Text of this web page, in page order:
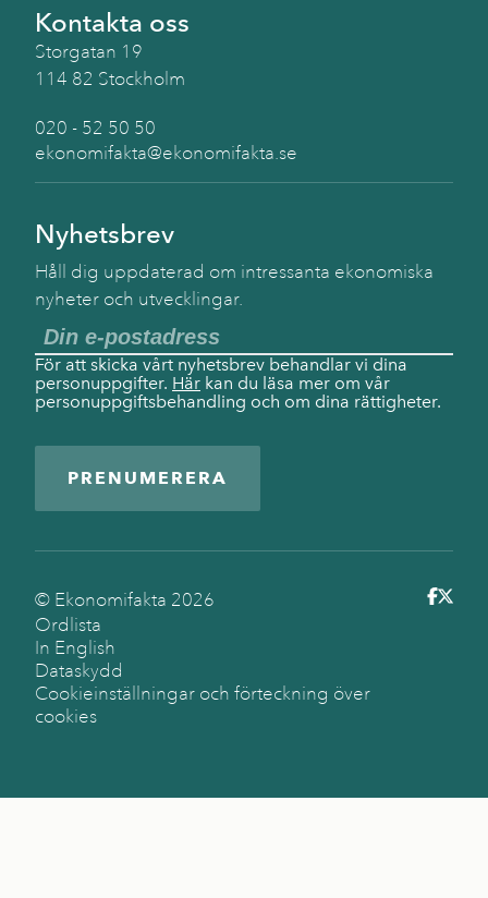
Kontakta oss
Storgatan 19
114 82 Stockholm
020 - 52 50 50
ekonomifakta@ekonomifakta.se
Nyhetsbrev
Håll dig uppdaterad om intressanta ekonomiska
nyheter och utvecklingar.
För att skicka vårt nyhetsbrev behandlar vi dina
personuppgifter. Här kan du läsa mer om vår
personuppgiftsbehandling och om dina rättigheter.
PRENUMERERA
© Ekonomifakta 2026
Ordlista
In English
Dataskydd
Cookieinställningar och förteckning över
cookies